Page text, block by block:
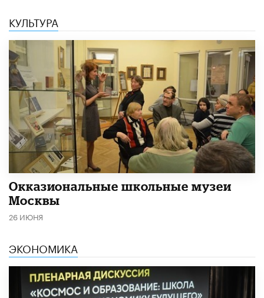
КУЛЬТУРА
​Окказиональные школьные музеи
Москвы
26 ИЮНЯ
ЭКОНОМИКА